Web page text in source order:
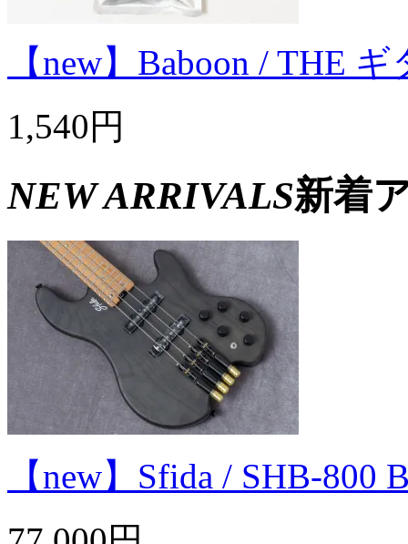
【new】Baboon / THE
1,540円
NEW ARRIVALS新着
【new】Sfida / SHB-800